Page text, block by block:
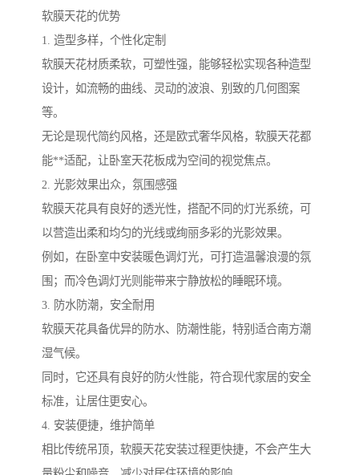
软膜天花的优势
1. 造型多样，个性化定制
软膜天花材质柔软，可塑性强，能够轻松实现各种造型
设计，如流畅的曲线、灵动的波浪、别致的几何图案
等。
无论是现代简约风格，还是欧式奢华风格，软膜天花都
能**适配，让卧室天花板成为空间的视觉焦点。
2. 光影效果出众，氛围感强
软膜天花具有良好的透光性，搭配不同的灯光系统，可
以营造出柔和均匀的光线或绚丽多彩的光影效果。
例如，在卧室中安装暖色调灯光，可打造温馨浪漫的氛
围；而冷色调灯光则能带来宁静放松的睡眠环境。
3. 防水防潮，安全耐用
软膜天花具备优异的防水、防潮性能，特别适合南方潮
湿气候。
同时，它还具有良好的防火性能，符合现代家居的安全
标准，让居住更安心。
4. 安装便捷，维护简单
相比传统吊顶，软膜天花安装过程更快捷，不会产生大